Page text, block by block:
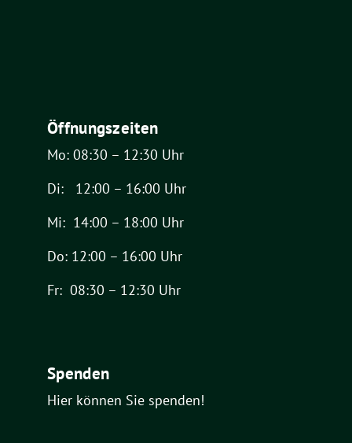
Öffnungszeiten
Mo: 08:30 – 12:30 Uhr
Di: 12:00 – 16:00 Uhr
Mi: 14:00 – 18:00 Uhr
Do: 12:00 – 16:00 Uhr
Fr: 08:30 – 12:30 Uhr
Spenden
Hier können Sie spenden!